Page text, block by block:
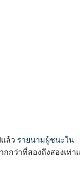
ล้ว รายนามผู้ชนะใน
กว่าที่สองถึงสองเท่า